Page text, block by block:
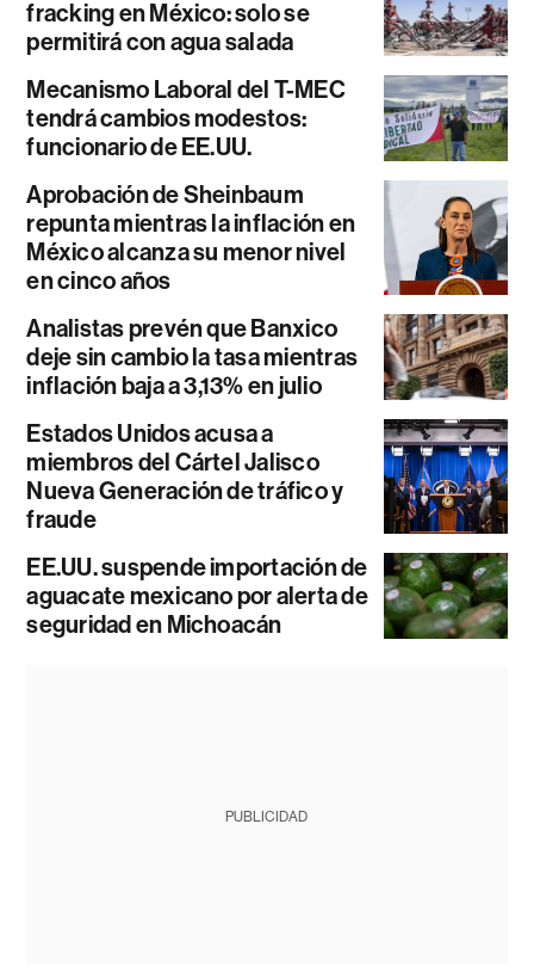
fracking en México: solo se
permitirá con agua salada
Mecanismo Laboral del T-MEC
tendrá cambios modestos:
funcionario de EE.UU.
Aprobación de Sheinbaum
repunta mientras la inflación en
México alcanza su menor nivel
en cinco años
Analistas prevén que Banxico
deje sin cambio la tasa mientras
inflación baja a 3,13% en julio
Estados Unidos acusa a
miembros del Cártel Jalisco
Nueva Generación de tráfico y
fraude
EE.UU. suspende importación de
aguacate mexicano por alerta de
seguridad en Michoacán
PUBLICIDAD